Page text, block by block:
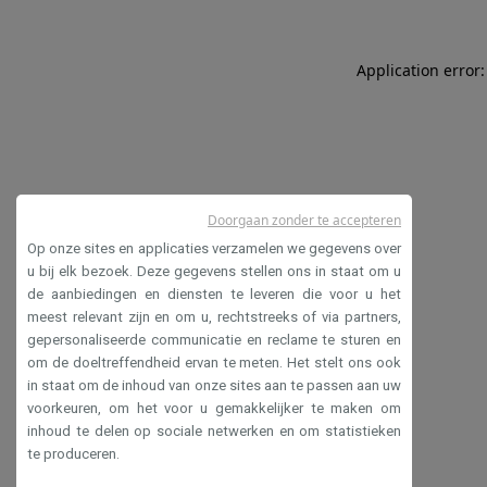
Application
Op onze sites en applicaties verzamelen we gegevens over
u bij elk bezoek. Deze gegevens stellen ons in staat om u
de aanbiedingen en diensten te leveren die voor u het
meest relevant zijn en om u, rechtstreeks of via partners,
gepersonaliseerde communicatie en reclame te sturen en
om de doeltreffendheid ervan te meten. Het stelt ons ook
in staat om de inhoud van onze sites aan te passen aan uw
voorkeuren, om het voor u gemakkelijker te maken om
inhoud te delen op sociale netwerken en om statistieken
te produceren.
Doorgaan zonder te accepteren